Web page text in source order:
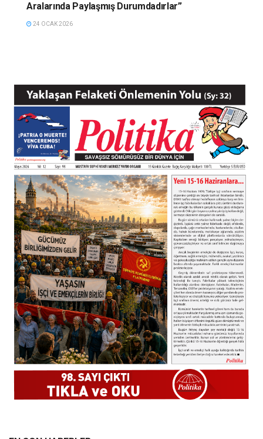
Aralarında Paylaşmış Durumdadırlar”
24 OCAK 2026